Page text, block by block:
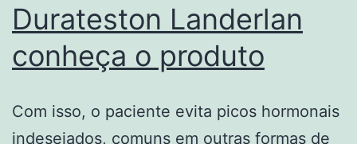
Durateston Landerlan
conheça o produto
Com isso, o paciente evita picos hormonais
indesejados, comuns em outras formas de